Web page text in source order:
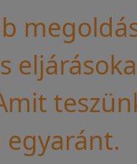
egyaránt.